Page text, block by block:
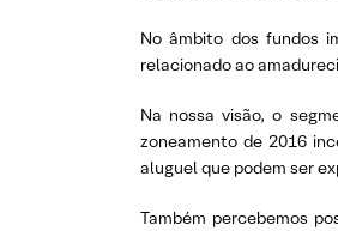
No âmbito dos fundos
relacionado ao
Na nossa visão, o
zoneamento de 2016
aluguel que podem ser
Também percebemos